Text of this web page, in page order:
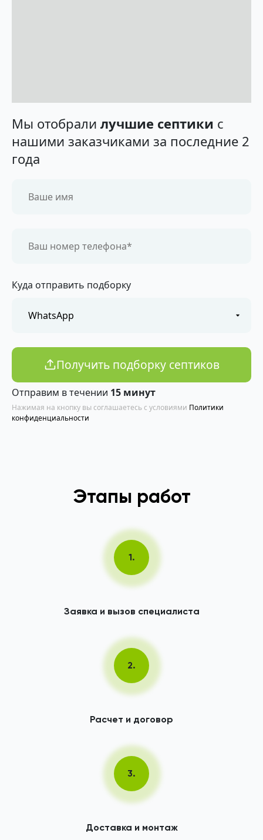
Мы отобрали лучшие септики с
нашими заказчиками за последние 2
года
Куда отправить подборку
Получить подборку септиков
Отправим в течении 15 минут
Нажимая на кнопку вы соглашаетесь с условиями Политики
конфиденциальности
Этапы работ
1.
Заявка и вызов специалиста
2.
Расчет и договор
3.
Доставка и монтаж